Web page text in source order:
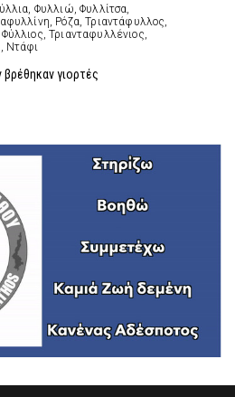
Φυλλιώ, Φυλλίτσα,
Ρόζα, Τριαντάφυλλος,
Τριανταφυλλένιος,
Ντάφι
γιορτές